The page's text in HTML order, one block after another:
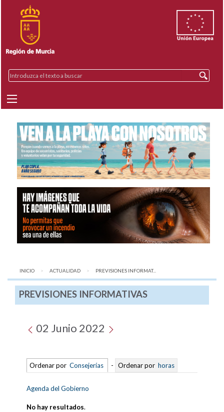
INICIO ACTUALIDAD AQUÍ:
PREVISIONES INFORMAT...
PREVISIONES INFORMATIVAS
02 Junio 2022
Ordenar por Consejerías - Ordenar por horas
Agenda del Gobierno
No hay resultados.